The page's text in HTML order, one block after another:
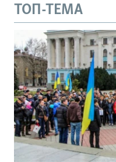
ТОП-ТЕМА